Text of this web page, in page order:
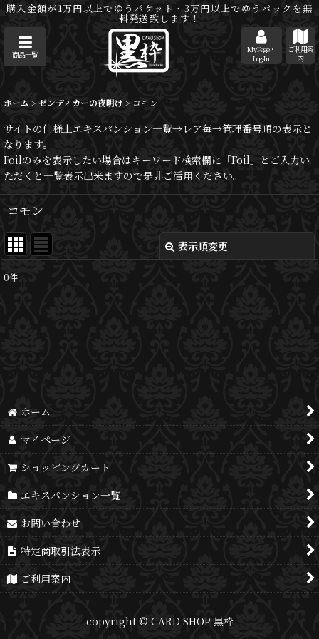
購入金額が1万円以上でゆうパケット・3万円以上でゆうパックを無
料発送致します！
商品一覧
MyPage・
Log-In
ご利用案
内
ホーム > ゼンディカーの夜明け > コモン
サイトの仕様上エキスパンション一覧→レア毎→管理番号順の表示と
なります。
Foilのみを表示したい場合はキーワード検索欄に「Foil」とご入力い
ただくと一覧表示出来ますので是非ご活用ください。
コモン
表示順変更
表示数
0件
ホーム
マイページ
ショッピングカート
エキスパンション一覧
お問い合わせ
特定商取引法表示
ご利用案内
copyright © CARD SHOP 黒枠